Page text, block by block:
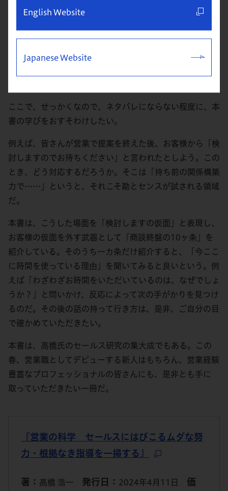
English Website
Japanese Website
多くの営業本は、卓越した”勘とセンス”を持つ敏腕営業
業1万人・お客様1万人 ＝ 2万人への調査という膨大な
データから、科学的なアプローチで
営業における「急所」
ここで、せっかくなので、ネタバレにならない程度に、本
書の学びをおすそわけしたい。
例えば、皆さんが営業で提案を終えた後、お客様から「検
討しますのでお待ちください」と言われたとしよう。この
とき、どう対応するだろうか。そこは「持ち前の関係構築
力で……」というと、それこそ勘とセンスが試される領域
だ。
本書は、こうした場面を「検討しますの仮面」と表現し、
お客様の仮面を外す武器として「商談終盤の10ヶ条」を
紹介している。そのうち一カ条だけ紹介すると、「今ここ
に時間を使っている理由」を聞いてみると良いという。例
えば「わざわざお時間をいただいているのは、なぜでしょ
うか？」と問いかけ、反応によって次の手がかりを見つけ
るのだ。その後の話の持って行き方は、是非、ご自分の目
で確かめていただきたい。
本書は、高橋氏のセールス研究の集大成でもある。この
春、営業職としてデビューする新人はもちろん、営業経験
豊富なプロフェッショナルの皆さんにも、是非とも手に
取っていただきたい一冊だ。
『営業の科学 セールスにはびこるムダな努
力・根拠なき指導を一掃する』
著： 高橋 浩一 発行日： 2024年4月11日 価